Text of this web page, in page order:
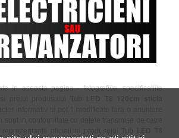
in aceasta pagina - fotografiile, specificatiile